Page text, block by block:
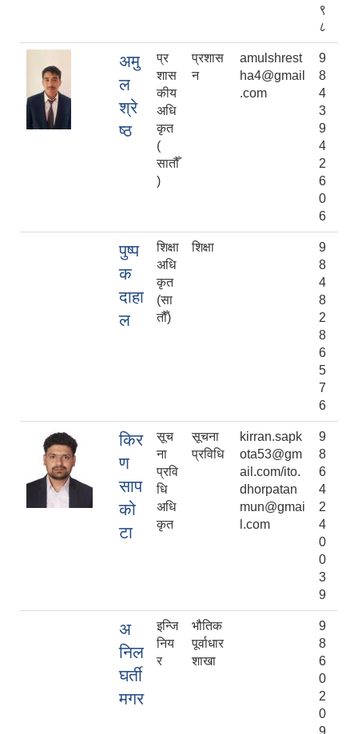
९
८
अमु
ल
श्रे
ष्ठ
प्र
शास
कीय
अधि
कृत
(
सातौँ
)
प्रशास
न
amulshrest
ha4@gmail
.com
9
8
4
3
9
4
2
6
0
6
पुष्प
क
दाहा
ल
शिक्षा
अधि
कृत
(सा
तौँ)
शिक्षा
9
8
4
8
2
8
6
5
7
6
किर
ण
साप
को
टा
सूच
ना
प्रवि
धि
अधि
कृत
सूचना
प्रविधि
kirran.sapk
ota53@gm
ail.com/ito.
dhorpatan
mun@gmai
l.com
9
8
6
4
2
4
0
0
3
9
अ
निल
घर्ती
मगर
इन्जि
निय
र
भौतिक
पूर्वाधार
शाखा
9
8
6
0
2
0